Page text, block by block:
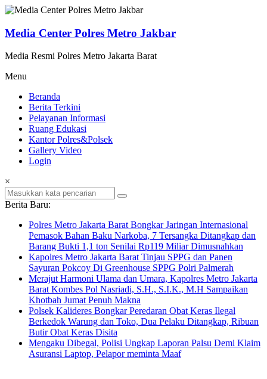
Lompat
konten
Media Center Polres Metro Jakbar
Media Resmi Polres Metro Jakarta Barat
Menu
Beranda
Berita Terkini
Pelayanan Informasi
Ruang Edukasi
Kantor Polres&Polsek
Gallery Video
Login
×
Berita Baru:
Polres Metro Jakarta Barat Bongkar Jaringan Internasional
Pemasok Bahan Baku Narkoba, 7 Tersangka Ditangkap dan
Barang Bukti 1,1 ton Senilai Rp119 Miliar Dimusnahkan
Kapolres Metro Jakarta Barat Tinjau SPPG dan Panen
Sayuran Pokcoy Di Greenhouse SPPG Polri Palmerah
Merajut Harmoni Ulama dan Umara, Kapolres Metro Jakarta
Barat Kombes Pol Nasriadi, S.H., S.I.K., M.H Sampaikan
Khotbah Jumat Penuh Makna
Polsek Kalideres Bongkar Peredaran Obat Keras Ilegal
Berkedok Warung dan Toko, Dua Pelaku Ditangkap, Ribuan
Butir Obat Keras Disita
Mengaku Dibegal, Polisi Ungkap Laporan Palsu Demi Klaim
Asuransi Laptop, Pelapor meminta Maaf